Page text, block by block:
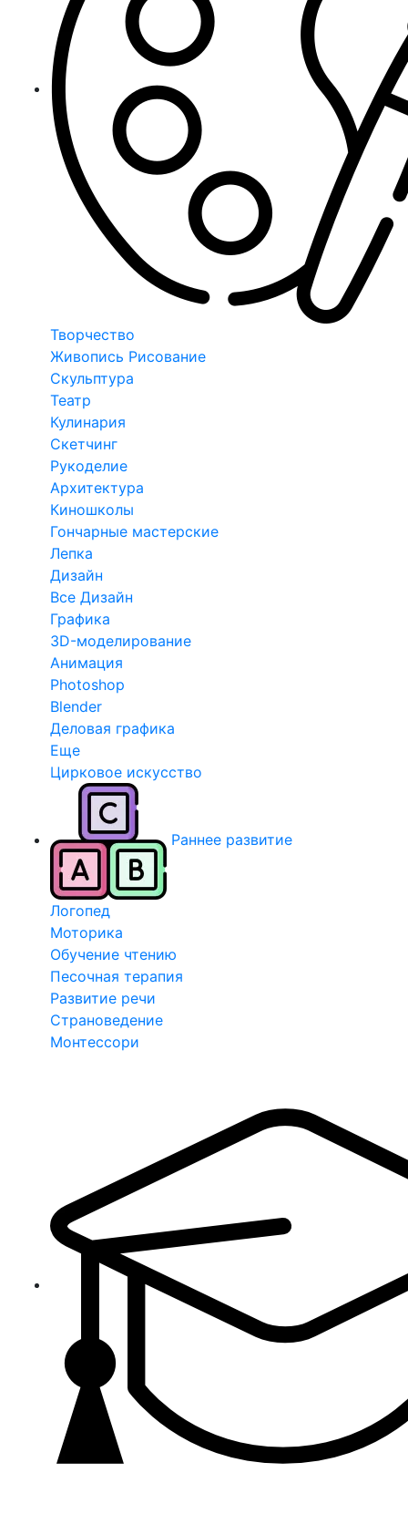
Творчество
Живопись Рисование
Скульптура
Театр
Кулинария
Скетчинг
Рукоделие
Архитектура
Киношколы
Гончарные мастерские
Лепка
Дизайн
Все Дизайн
Графика
3D-моделирование
Анимация
Photoshop
Blender
Деловая графика
Еще
Цирковое искусство
Раннее развитие
Логопед
Моторика
Обучение чтению
Песочная терапия
Развитие речи
Страноведение
Монтессори